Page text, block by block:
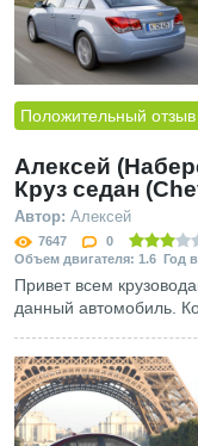
Положительный отзыв
Алексей
Круз седан
Автор: Алексей
7647 0
Объем двигателя: 1.6 Год
Привет всем
данный автомобиль.